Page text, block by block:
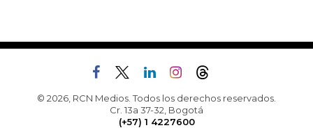
© 2026, RCN Medios. Todos los derechos reservados.
Cr. 13a 37-32, Bogotá
(+57) 1 4227600